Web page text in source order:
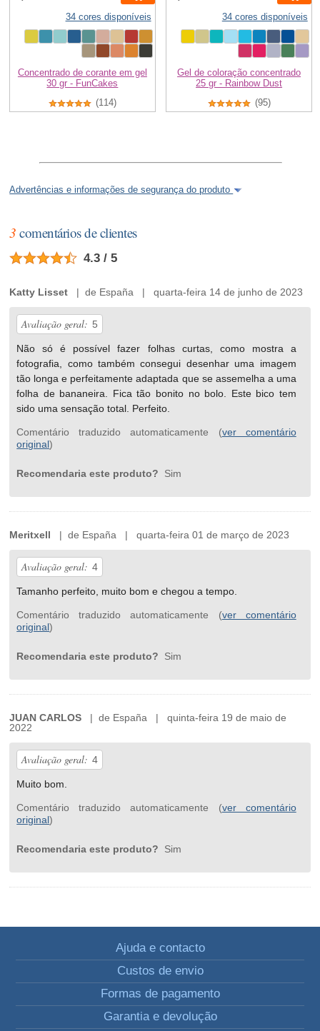
34 cores disponíveis
Concentrado de corante em gel
30 gr - FunCakes
(114)
34 cores disponíveis
Gel de coloração concentrado
25 gr - Rainbow Dust
(95)
Advertências e informações de segurança do produto
3 comentários de clientes
4.3 / 5
Katty Lisset | de España | quarta-feira 14 de junho de 2023
Avaliação geral: 5
Não só é possível fazer folhas curtas, como mostra a
fotografia, como também consegui desenhar uma imagem
tão longa e perfeitamente adaptada que se assemelha a uma
folha de bananeira. Fica tão bonito no bolo. Este bico tem
sido uma sensação total. Perfeito.
Comentário traduzido automaticamente (ver comentário
original)
Recomendaria este produto? Sim
Meritxell | de España | quarta-feira 01 de março de 2023
Avaliação geral: 4
Tamanho perfeito, muito bom e chegou a tempo.
Comentário traduzido automaticamente (ver comentário
original)
Recomendaria este produto? Sim
JUAN CARLOS | de España | quinta-feira 19 de maio de
2022
Avaliação geral: 4
Muito bom.
Comentário traduzido automaticamente (ver comentário
original)
Recomendaria este produto? Sim
Ajuda e contacto
Custos de envio
Formas de pagamento
Garantia e devolução